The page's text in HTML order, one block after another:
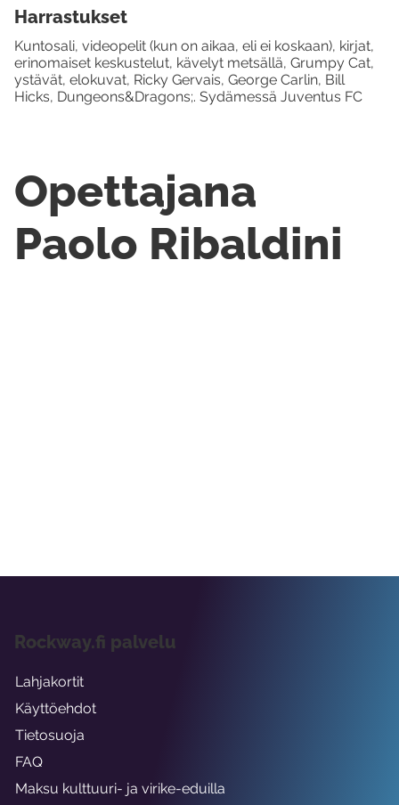
Opettajana
Paolo Ribaldini
Harrastukset
Kuntosali, videopelit (kun on aikaa, eli ei koskaan), kirjat,
erinomaiset keskustelut, kävelyt metsällä, Grumpy Cat,
ystävät, elokuvat, Ricky Gervais, George Carlin, Bill
Hicks, Dungeons&Dragons;. Sydämessä Juventus FC
Rockway.fi palvelu
Lahjakortit
Käyttöehdot
Tietosuoja
FAQ
Maksu kulttuuri- ja virike-eduilla